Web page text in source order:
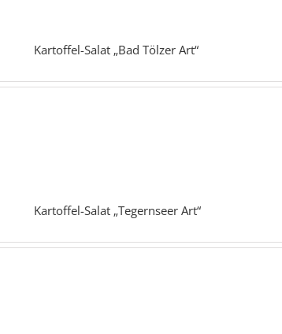
Kartoffel-Salat „Bad Tölzer Art“
Kartoffel-Salat „Tegernseer Art“